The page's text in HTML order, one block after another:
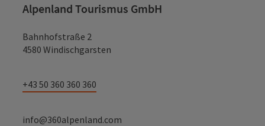
Alpenland Tourismus GmbH
Bahnhofstraße 2
4580 Windischgarsten
+43 50 360 360 360
info@360alpenland.com